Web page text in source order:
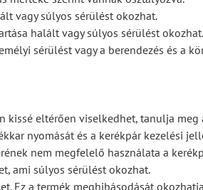
vagy súlyos sérülést okozhat.
halált vagy súlyos sérülést okozhat.
sérülést vagy a berendezés és a
eltérően viselkedhet, tanulja meg
nyomását és a kerékpár kezelési
nem megfelelő használata a
ami súlyos sérülést okozhat.
Ez a termék meghibásodását